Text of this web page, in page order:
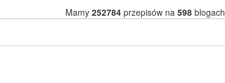
Mamy 252784przepisów na 598